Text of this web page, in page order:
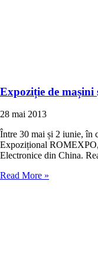
Expoziție de mașini
28 mai 2013
Între 30 mai și 2 iunie, în
Expozițional
Electronice din China.
Read More »